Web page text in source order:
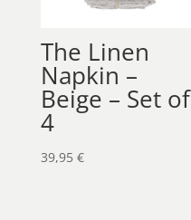
The Linen
Napkin –
Beige – Set of
4
39,95 €